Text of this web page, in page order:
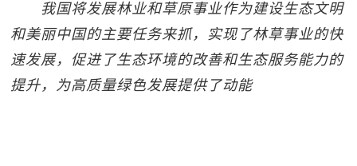
我国将发展林业和草原事业作为建设生态文明
和美丽中国的主要任务来抓，实现了林草事业的快
速发展，促进了生态环境的改善和生态服务能力的
提升，为高质量绿色发展提供了动能